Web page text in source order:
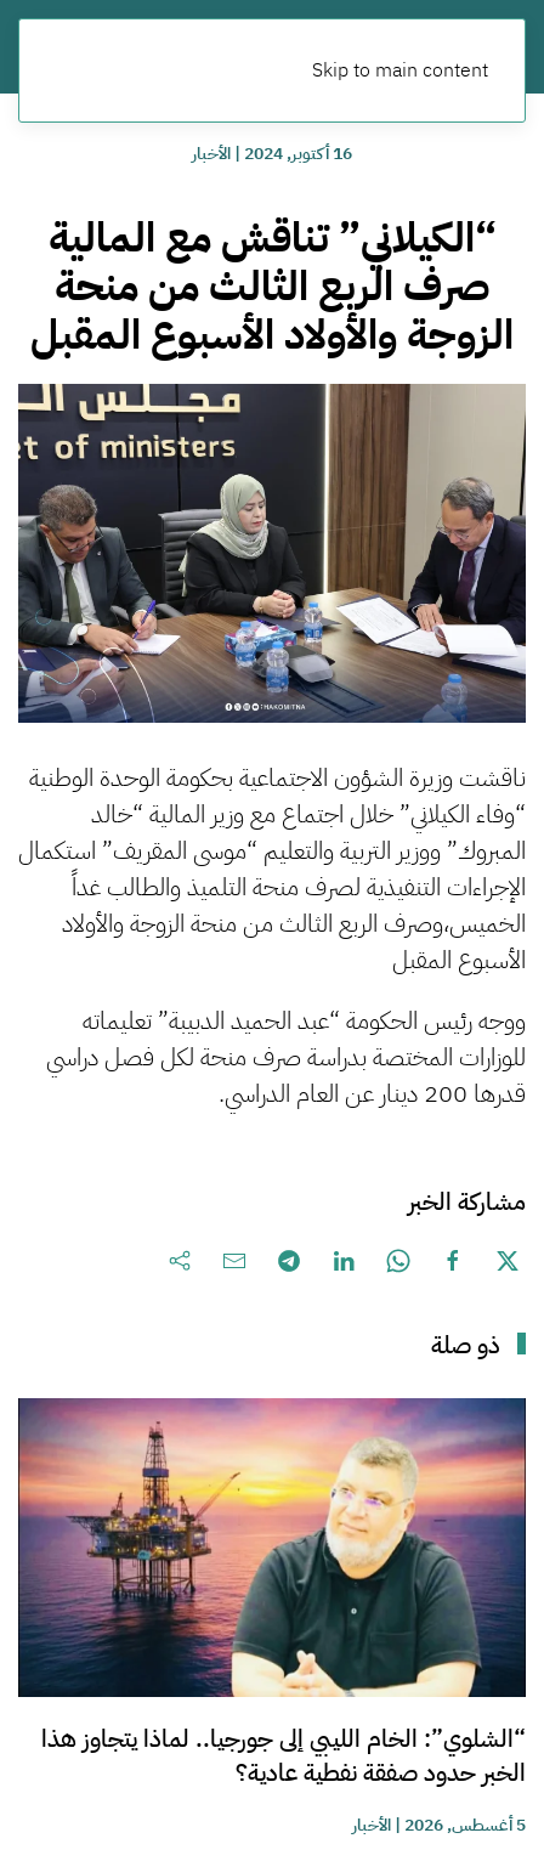
Skip to main content
16 أكتوبر, 2024 |الأخبار
“الكيلاني” تناقش مع المالية
صرف الربع الثالث من منحة
الزوجة والأولاد الأسبوع المقبل
ناقشت وزيرة الشؤون الاجتماعية بحكومة الوحدة الوطنية
“وفاء الكيلاني” خلال اجتماع مع وزير المالية “خالد
المبروك” ووزير التربية والتعليم “موسى المقريف” استكمال
الإجراءات التنفيذية لصرف منحة التلميذ والطالب غداً
الخميس،وصرف الربع الثالث من منحة الزوجة والأولاد
الأسبوع المقبل
ووجه رئيس الحكومة “عبد الحميد الدبيبة” تعليماته
للوزارات المختصة بدراسة صرف منحة لكل فصل دراسي
قدرها 200 دينار عن العام الدراسي.
مشاركة الخبر
ذو صلة
“الشلوي”: الخام الليبي إلى جورجيا.. لماذا يتجاوز هذا
الخبر حدود صفقة نفطية عادية؟
5 أغسطس, 2026 |الأخبار